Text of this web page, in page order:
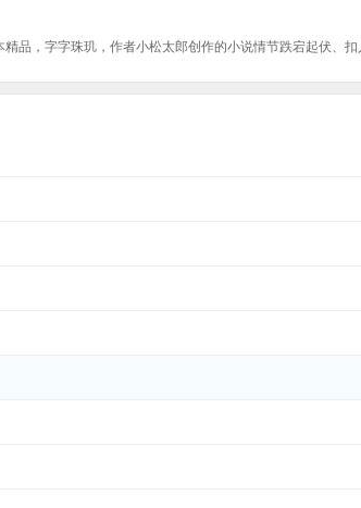
精品，字字珠玑，作者小松太郎创作的小说情节跌宕起伏、扣